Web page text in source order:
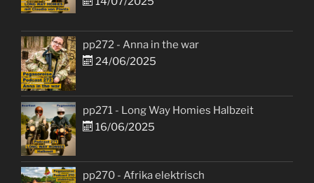
pp272 - Anna in the war
24/06/2025
pp271 - Long Way Homies Halbzeit
16/06/2025
pp270 - Afrika elektrisch